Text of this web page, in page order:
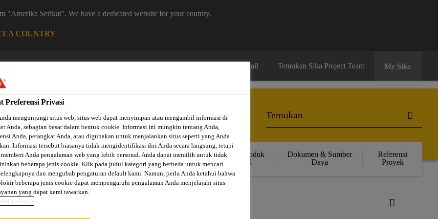
"Amerika Serikat". We have a dedicated website for your country.
A COUNTRY
Temukan Distributor Retail Temukan Sika Project Team My Sika
menurut
Solusi menurut
Projek
Solusi Otomotif &
Industri
Solusi Produk
Retail
Dokumen & Sumber
Daya
Referensi
Proyek
Serbaguna
Preferensi Privasi
mengunjungi situs web, situs web dapat menyimpan atau mengambil informasi di
Anda, sebagian besar dalam bentuk cookie. Informasi ini mungkin tentang Anda,
Anda, perangkat Anda, atau digunakan untuk menjalankan situs seperti yang Anda
Informasi tersebut biasanya tidak mengidentifikasi diri Anda secara langsung, tetapi
memberi Anda pengalaman web yang lebih personal. Anda dapat memilih untuk tidak
beberapa jenis cookie. Klik pada judul kategori yang berbeda untuk mencari
dan mengubah pengaturan default kami. Namun, perlu Anda ketahui bahwa
beberapa jenis cookie dapat mempengaruhi pengalaman Anda menjelajahi situs
yang dapat kami tawarkan.
Lainnya